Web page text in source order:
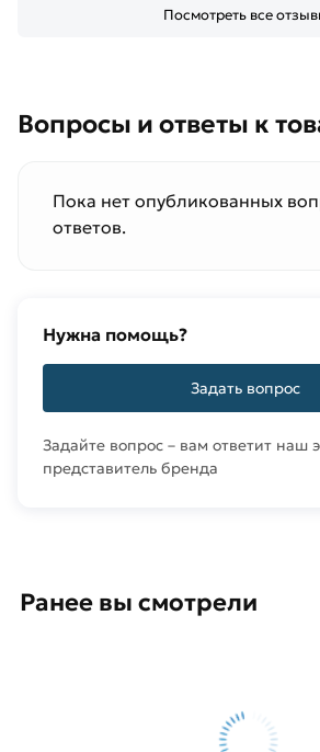
Посмотреть все
Вопросы и ответы к
Пока нет опубликованных
ответов.
Нужна помощь?
Задать вопрос
Задайте вопрос – вам ответит наш
представитель бренда
Ранее вы смотрели